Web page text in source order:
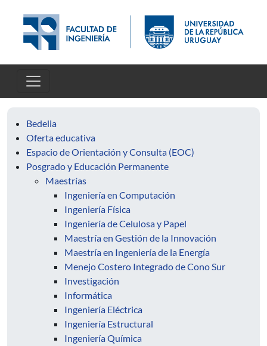
Bedelia
Oferta educativa
Espacio de Orientación y Consulta (EOC)
Posgrado y Educación Permanente
Maestrías
Ingeniería en Computación
Ingeniería Física
Ingeniería de Celulosa y Papel
Maestría en Gestión de la Innovación
Maestría en Ingeniería de la Energía
Menejo Costero Integrado de Cono Sur
Investigación
Informática
Ingeniería Eléctrica
Ingeniería Estructural
Ingeniería Química